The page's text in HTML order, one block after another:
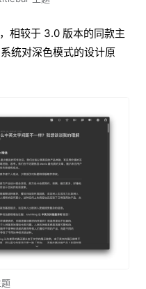
相较于 3.0 版本的同款主
统对深色模式的设计原